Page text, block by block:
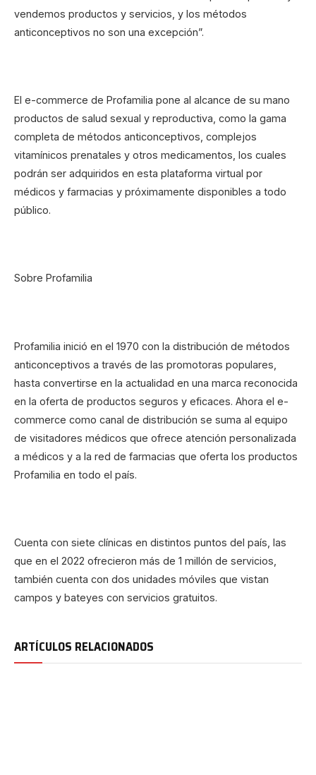
vendemos productos y servicios, y los métodos
anticonceptivos no son una excepción”.
El e-commerce de Profamilia pone al alcance de su mano
productos de salud sexual y reproductiva, como la gama
completa de métodos anticonceptivos, complejos
vitamínicos prenatales y otros medicamentos, los cuales
podrán ser adquiridos en esta plataforma virtual por
médicos y farmacias y próximamente disponibles a todo
público.
Sobre Profamilia
Profamilia inició en el 1970 con la distribución de métodos
anticonceptivos a través de las promotoras populares,
hasta convertirse en la actualidad en una marca reconocida
en la oferta de productos seguros y eficaces. Ahora el e-
commerce como canal de distribución se suma al equipo
de visitadores médicos que ofrece atención personalizada
a médicos y a la red de farmacias que oferta los productos
Profamilia en todo el país.
Cuenta con siete clínicas en distintos puntos del país, las
que en el 2022 ofrecieron más de 1 millón de servicios,
también cuenta con dos unidades móviles que vistan
campos y bateyes con servicios gratuitos.
ARTÍCULOS RELACIONADOS